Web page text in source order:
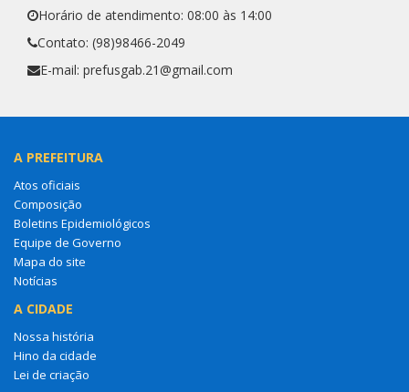
Horário de atendimento: 08:00 às 14:00
Contato: (98)98466-2049
E-mail: prefusgab.21@gmail.com
A PREFEITURA
Atos oficiais
Composição
Boletins Epidemiológicos
Equipe de Governo
Mapa do site
Notícias
A CIDADE
Nossa história
Hino da cidade
Lei de criação